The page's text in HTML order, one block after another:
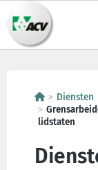
Diensten
lidstaten